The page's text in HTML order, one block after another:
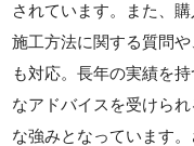
されています。また、
施工方法に関する質問
も対応。長年の実績を
なアドバイスを受けら
な強みとなっています